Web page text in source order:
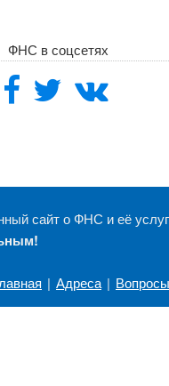
ФНС в соцсетях
сайт о ФНС и её
| Адреса | Вопросы